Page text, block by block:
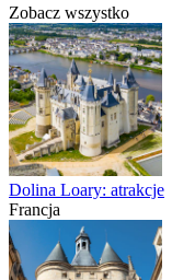
Zobacz wszystko
Dolina Loary: atrakcje
Francja